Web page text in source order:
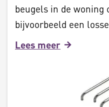
beugels in de woning
bijvoorbeeld een
Lees meer